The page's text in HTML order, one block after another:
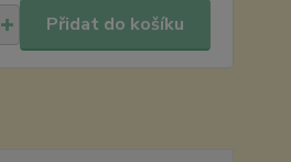
Přidat do košíku